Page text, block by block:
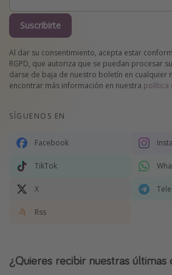
Suscribirte
Al dar su consentimiento, acepta estar
RGPD, que autoriza que se puedan procesar
darse de baja de nuestro boletín en cualquier
encontrar más información en nuestra política
SÍGUENOS EN
Facebook
TikTok
X
Rss
¿Quieres recibir nuestras últimas